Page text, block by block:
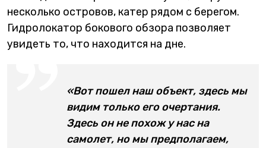
несколько островов, катер рядом с берегом.
Гидролокатор бокового обзора позволяет
увидеть то, что находится на дне.
«Вот пошел наш объект, здесь мы
видим только его очертания.
Здесь он не похож у нас на
самолет, но мы предполагаем,